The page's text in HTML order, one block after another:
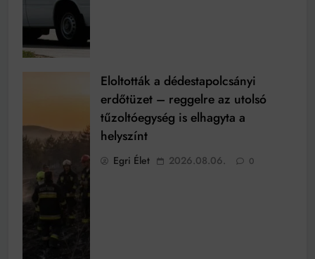
Eloltották a dédestapolcsányi
erdőtüzet – reggelre az utolsó
tűzoltóegység is elhagyta a
helyszínt
Egri Élet 2026.08.06. 0